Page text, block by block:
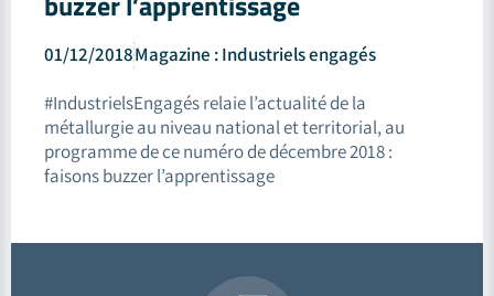
01/12/2018Magazine : Industriels engagés
#IndustrielsEngagés relaie l’actualité de la
métallurgie au niveau national et territorial, au
programme de ce numéro de décembre 2018 :
faisons buzzer l’apprentissage